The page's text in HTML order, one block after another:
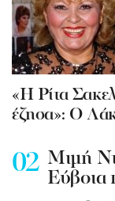
«Η Ρίτα
έζησα»: Ο
Mιμή
Εύβοια